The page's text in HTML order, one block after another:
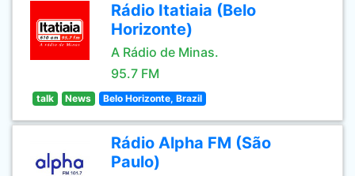
Rádio Itatiaia (Belo
Horizonte)
A Rádio de Minas.
95.7 FM
talk News Belo Horizonte, Brazil
Rádio Alpha FM (São
Paulo)